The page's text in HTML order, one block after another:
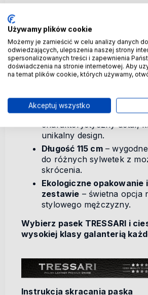
Podsumowanie:
Męski pasek skórzany
połączenie stylu, trwałości
funkcjonalności.
Głęboka czerń i srebrna
do eleganckich i
Subtelne tłoczenie z
charakterystyczny detal,
unikalny design.
Długość 115 cm–
do różnych sylwetek z
skrócenia.
Ekologiczne opakowanie
zestawie – świetna opcja
stylowego mężczyzny.
Wybierz pasek TRESSARI i
wysokiej klasy galanterią
Instrukcja skracania paska
Używamy plików cookie
Możemy je zamieścić w celu analizy danych
odwiedzających, ulepszenia naszej strony
spersonalizowanych treści i zapewnienia
doświadczenia na stronie internetowej. Aby
na temat plików cookie, których używamy,
Akceptuj wszystko